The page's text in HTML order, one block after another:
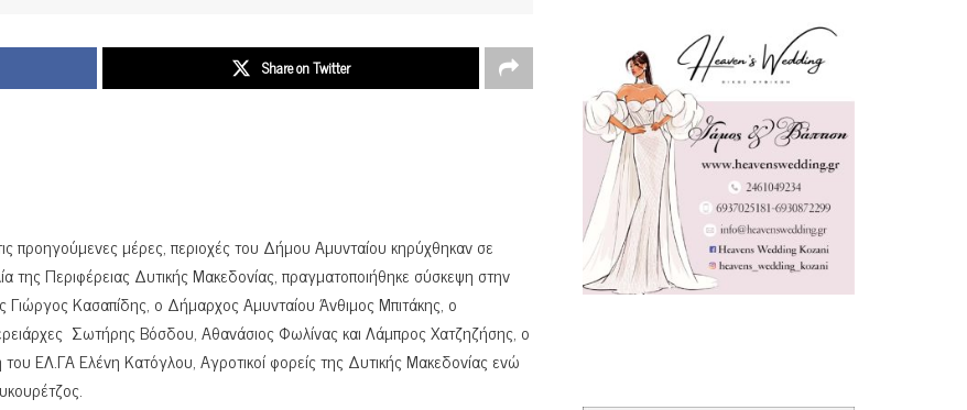
Share on Twitter
προηγούμενες μέρες, περιοχές του Δήμου Αμυνταίου κηρύχθηκαν σε
της Περιφέρειας Δυτικής Μακεδονίας, πραγματοποιήθηκε σύσκεψη στην
Κασαπίδης, ο Δήμαρχος Αμυνταίου Άνθιμος Μπιτάκης, ο
Σωτήρης Βόσδου, Αθανάσιος Φωλίνας και Λάμπρος Χατζηζήσης, ο
ΕΛ.ΓΑ Ελένη Κατόγλου, Αγροτικοί φορείς της Δυτικής Μακεδονίας ενώ